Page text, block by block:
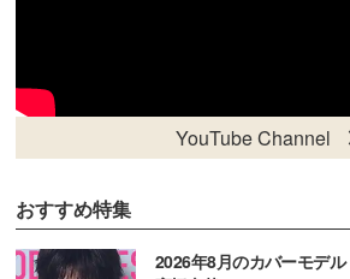
YouTube Channel
おすすめ特集
2026年8月のカバーモデル